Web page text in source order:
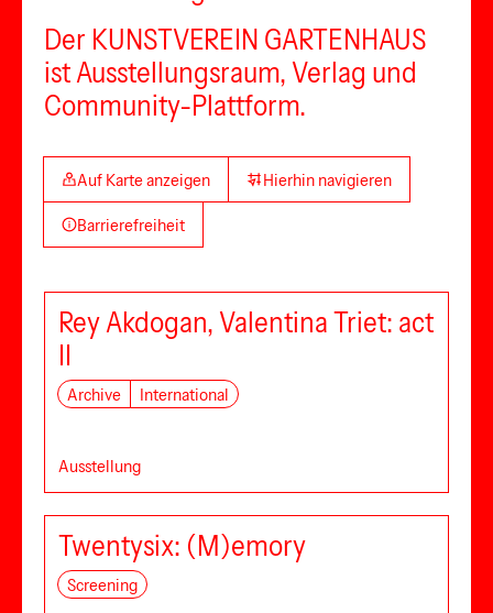
Der KUNSTVEREIN GARTENHAUS
ist Ausstellungsraum, Verlag und
Community-Plattform.
Auf Karte anzeigen Hierhin navigieren
Barrierefreiheit
Rey Akdogan, Valentina Triet: act
II
Archive International
Ausstellung
Twentysix: (M)emory
Screening